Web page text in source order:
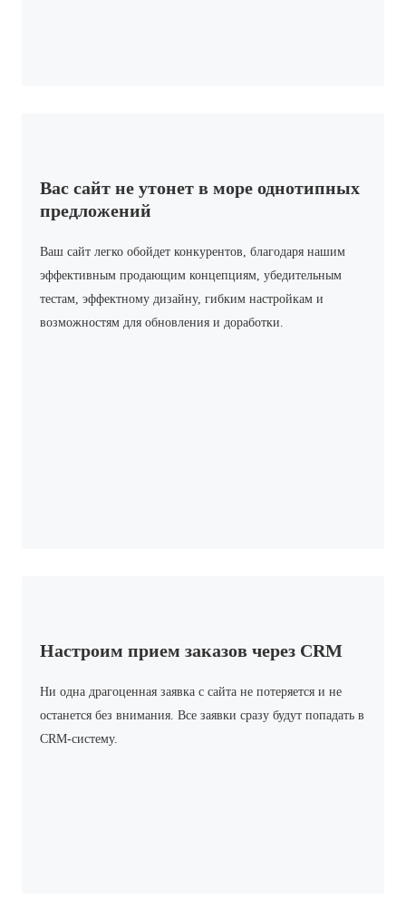
Вас сайт не утонет в море однотипных
предложений
Ваш сайт легко обойдет конкурентов, благодаря нашим
эффективным продающим концепциям, убедительным
тестам, эффектному дизайну, гибким настройкам и
возможностям для обновления и доработки.
Настроим прием заказов через CRM
Ни одна драгоценная заявка с сайта не потеряется и не
останется без внимания. Все заявки сразу будут попадать в
CRM-систему.